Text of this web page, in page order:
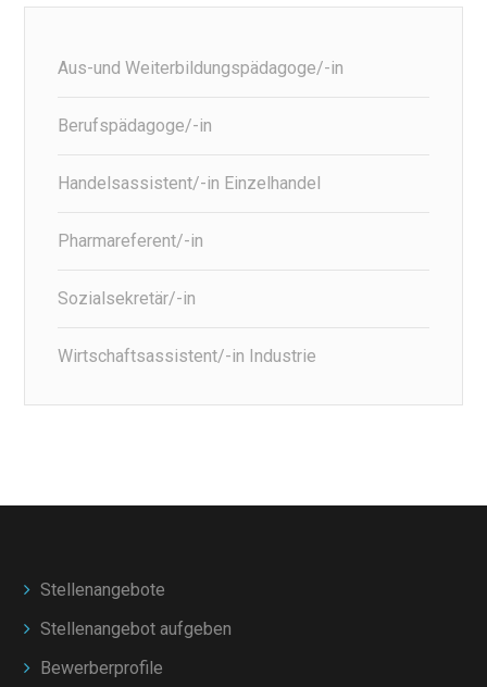
Aus-und Weiterbildungspädagoge/-in
Berufspädagoge/-in
Handelsassistent/-in Einzelhandel
Pharmareferent/-in
Sozialsekretär/-in
Wirtschaftsassistent/-in Industrie
Stellenangebote
Stellenangebot aufgeben
Bewerberprofile